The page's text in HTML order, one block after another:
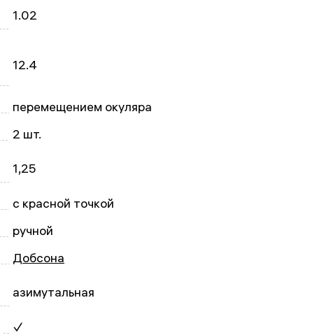
1.02
12.4
перемещением окуляра
2 шт.
1,25
с красной точкой
ручной
Добсона
азимутальная
✓